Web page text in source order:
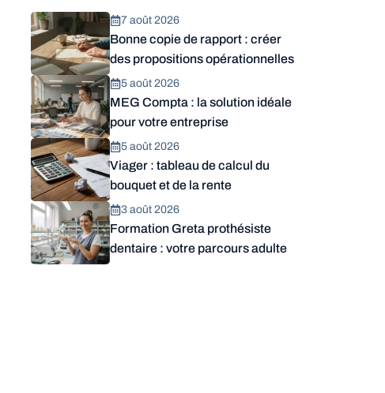
7 août 2026
Bonne copie de rapport : créer
des propositions opérationnelles
5 août 2026
MEG Compta : la solution idéale
pour votre entreprise
5 août 2026
Viager : tableau de calcul du
bouquet et de la rente
3 août 2026
Formation Greta prothésiste
dentaire : votre parcours adulte